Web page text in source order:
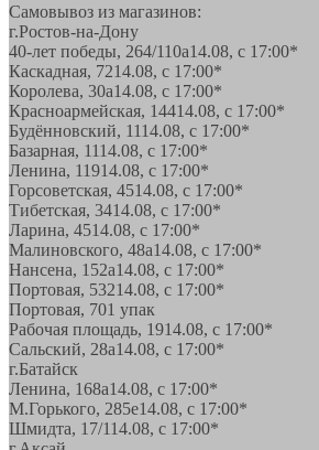
Самовывоз из магазинов:
г.Ростов-на-Дону
40-лет победы, 264/110а14.08, с 17:00*
Каскадная, 7214.08, с 17:00*
Королева, 30а14.08, с 17:00*
Красноармейская, 14414.08, с 17:00*
Будённовский, 1114.08, с 17:00*
Базарная, 1114.08, с 17:00*
Ленина, 11914.08, с 17:00*
Горсоветская, 4514.08, с 17:00*
Тибетская, 3414.08, с 17:00*
Ларина, 4514.08, с 17:00*
Малиновского, 48а14.08, с 17:00*
Нансена, 152а14.08, с 17:00*
Портовая, 53214.08, с 17:00*
Портовая, 701 упак
Рабочая площадь, 1914.08, с 17:00*
Сальский, 28a14.08, с 17:00*
г.Батайск
Ленина, 168а14.08, с 17:00*
М.Горького, 285е14.08, с 17:00*
Шмидта, 17/114.08, с 17:00*